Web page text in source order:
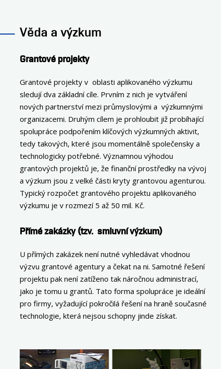
Věda a výzkum
Grantové projekty
Grantové projekty v oblasti aplikovaného výzkumu
sledují dva základní cíle. Prvním z nich je vytváření
nových partnerství mezi průmyslovými a výzkumnými
organizacemi. Druhým cílem je prohloubit již probíhající
spolupráce podpořením klíčových výzkumných aktivit,
tedy takových, které jsou momentálně společensky a
technologicky potřebné. Významnou výhodou
grantových projektů je, že finanční prostředky na vývoj
a výzkum jsou z velké části kryty grantovou agenturou.
Typický rozpočet grantového projektu aplikovaného
výzkumu je v rozmezí 5 až 50 mil. Kč.
Přímé zakázky (tzv. smluvní výzkum)
U přímých zakázek není nutné vyhledávat vhodnou
výzvu grantové agentury a čekat na ni. Samotné řešení
projektu pak není zatíženo tak náročnou administrací,
jako je tomu u grantů. Tato forma spolupráce je ideální
pro firmy, vyžadující pokročilá řešení na hraně současné
technologie, která nejsou schopny jinde získat.